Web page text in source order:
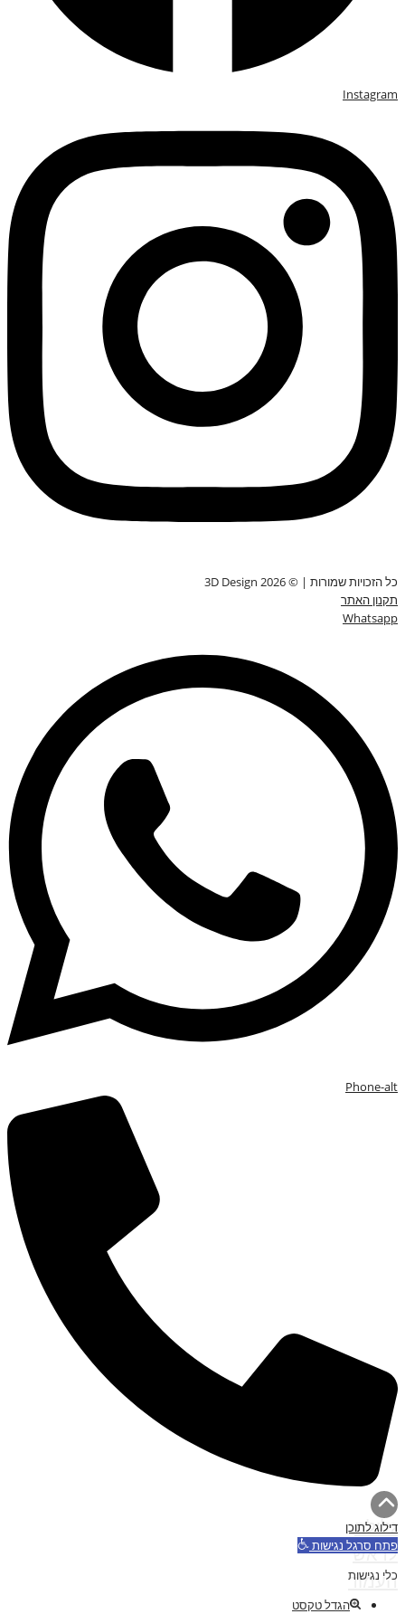
Instagram
כל הזכויות שמורות | © 3D Design 2026
תקנון האתר
Whatsapp
Phone-alt
גלילה
לראש
העמוד
דילוג לתוכן
פתח סרגל נגישות
כלי נגישות
הגדל טקסט